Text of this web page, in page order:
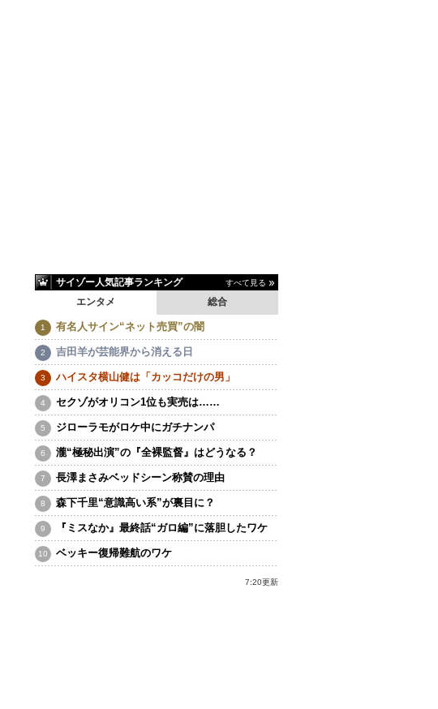
サイゾー人気記事ランキング すべて見る
エンタメ 総合
有名人サイン“ネット売買”の闇
吉田羊が芸能界から消える日
ハイスタ横山健は「カッコだけの男」
セクゾがオリコン1位も実売は……
ジローラモがロケ中にガチナンパ
瀧“極秘出演”の『全裸監督』はどうなる？
長澤まさみベッドシーン称賛の理由
森下千里“意識高い系”が裏目に？
『ミスなか』最終話“ガロ編”に落胆したワケ
ベッキー復帰難航のワケ
7:20更新